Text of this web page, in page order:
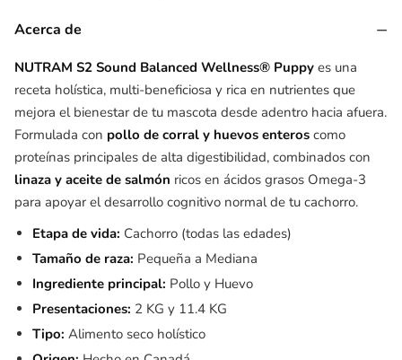
Acerca de −
NUTRAM S2 Sound Balanced Wellness® Puppy es una
receta holística, multi-beneficiosa y rica en nutrientes que
mejora el bienestar de tu mascota desde adentro hacia afuera.
Formulada con pollo de corral y huevos enteros como
proteínas principales de alta digestibilidad, combinados con
linaza y aceite de salmón ricos en ácidos grasos Omega-3
para apoyar el desarrollo cognitivo normal de tu cachorro.
Etapa de vida: Cachorro (todas las edades)
Tamaño de raza: Pequeña a Mediana
Ingrediente principal: Pollo y Huevo
Presentaciones: 2 KG y 11.4 KG
Tipo: Alimento seco holístico